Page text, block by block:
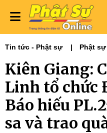
Tin tức - Phật sự Phật
Kiên Giang:
Linh tổ chức
Báo hiếu
sa và trao